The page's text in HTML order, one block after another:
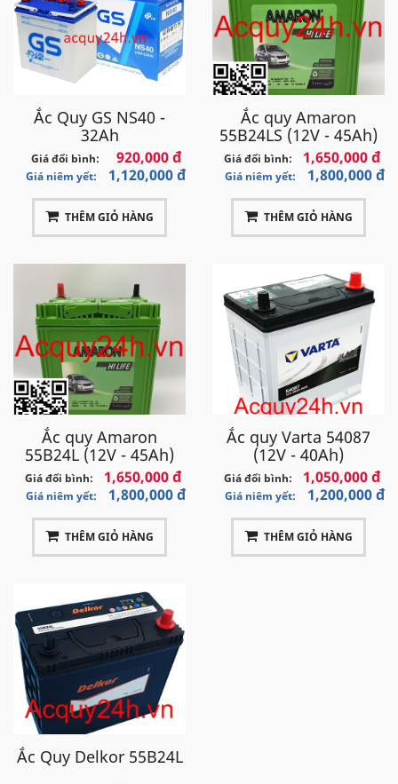
Ắc Quy GS NS40 -
32Ah
Giá đổi bình: 920,000 đ
Giá niêm yết: 1,120,000 đ
THÊM GIỎ HÀNG
Ắc quy Amaron
55B24LS (12V - 45Ah)
Giá đổi bình: 1,650,000 đ
Giá niêm yết: 1,800,000 đ
THÊM GIỎ HÀNG
Ắc quy Amaron
55B24L (12V - 45Ah)
Giá đổi bình: 1,650,000 đ
Giá niêm yết: 1,800,000 đ
THÊM GIỎ HÀNG
Ắc quy Varta 54087
(12V - 40Ah)
Giá đổi bình: 1,050,000 đ
Giá niêm yết: 1,200,000 đ
THÊM GIỎ HÀNG
Ắc Quy Delkor 55B24L